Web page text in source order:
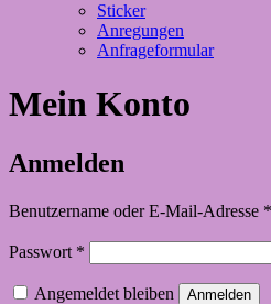
Sticker
Anregungen
Anfrageformular
Mein Konto
Anmelden
Benutzername oder E-Mail-Adresse *
Passwort *
Angemeldet bleiben Anmelden